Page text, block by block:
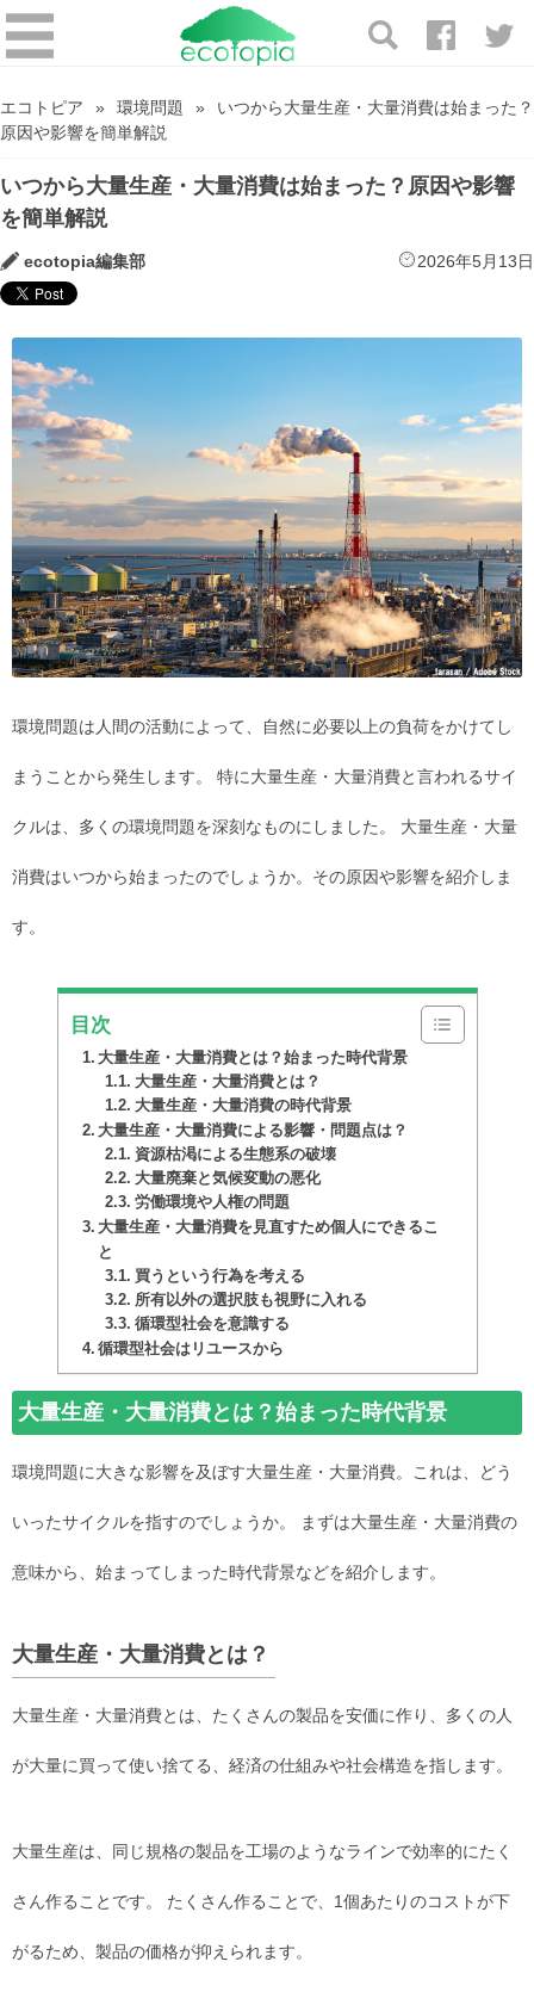
エコトピア 環境問題
いつから大量生産・大量消費は始まった？
原因や影響を簡単解説
いつから大量生産・大量消費は始まった？原因や影響
を簡単解説
ecotopia編集部 2026年5月13日
環境問題は人間の活動によって、自然に必要以上の負荷をかけてし
まうことから発生します。 特に大量生産・大量消費と言われるサイ
クルは、多くの環境問題を深刻なものにしました。 大量生産・大量
消費はいつから始まったのでしょうか。その原因や影響を紹介しま
す。
目次
大量生産・大量消費とは？始まった時代背景
大量生産・大量消費とは？
大量生産・大量消費の時代背景
大量生産・大量消費による影響・問題点は？
資源枯渇による生態系の破壊
大量廃棄と気候変動の悪化
労働環境や人権の問題
大量生産・大量消費を見直すため個人にできるこ
と
買うという行為を考える
所有以外の選択肢も視野に入れる
循環型社会を意識する
循環型社会はリユースから
大量生産・大量消費とは？始まった時代背景
環境問題に大きな影響を及ぼす大量生産・大量消費。これは、どう
いったサイクルを指すのでしょうか。 まずは大量生産・大量消費の
意味から、始まってしまった時代背景などを紹介します。
大量生産・大量消費とは？
大量生産・大量消費とは、たくさんの製品を安価に作り、多くの人
が大量に買って使い捨てる、経済の仕組みや社会構造を指します。
大量生産は、同じ規格の製品を工場のようなラインで効率的にたく
さん作ることです。 たくさん作ることで、1個あたりのコストが下
がるため、製品の価格が抑えられます。